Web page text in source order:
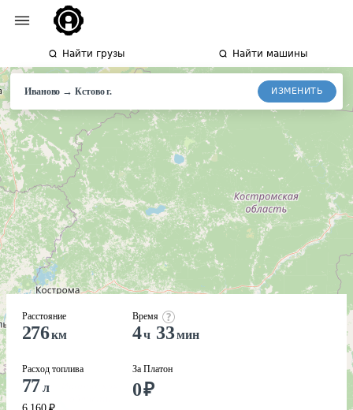
Найти грузы Найти машины
Иваново →Кстовог. ИЗМЕНИТЬ
Расстояние
276км
Расход топлива
77л
Время
4ч 33мин
За Платон
0₽